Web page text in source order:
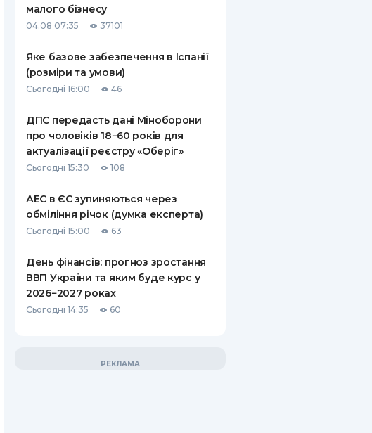
ПУТІВНИКИ ПО
ВСІ СТРАХОВІ ПОЛІСИ
СТРАХОВІ КОМПАНІЇ
ВІДГУКИ ПРО СТРАХОВІ
КОМПАНІЇ
ДОСТАВКА І ОПЛАТА
малого бізнесу
04.08 07:35 37101
Яке базове забезпечення в Іспанії
(розміри та умови)
Сьогодні 16:00 46
ДПС передасть дані Міноборони
про чоловіків 18−60 років для
актуалізації реєстру «Оберіг»
Сьогодні 15:30 108
АЕС в ЄС зупиняються через
обміління річок (думка експерта)
Сьогодні 15:00 63
День фінансів: прогноз зростання
ВВП України та яким буде курс у
2026−2027 роках
Сьогодні 14:35 60